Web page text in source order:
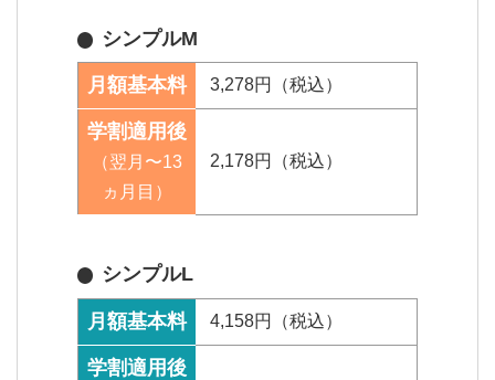
シンプルM
月額基本料 3,278円（税込）
学割適用後
（翌月〜13
ヵ月目）
2,178円（税込）
シンプルL
月額基本料 4,158円（税込）
学割適用後